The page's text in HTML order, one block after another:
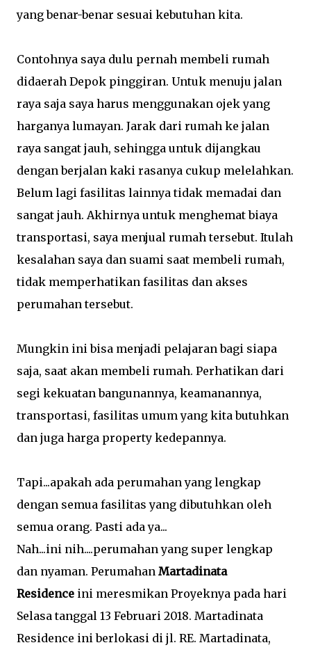
yang benar-benar sesuai kebutuhan kita.
Contohnya saya dulu pernah membeli rumah
didaerah Depok pinggiran. Untuk menuju jalan
raya saja saya harus menggunakan ojek yang
harganya lumayan. Jarak dari rumah ke jalan
raya sangat jauh, sehingga untuk dijangkau
dengan berjalan kaki rasanya cukup melelahkan.
Belum lagi fasilitas lainnya tidak memadai dan
sangat jauh. Akhirnya untuk menghemat biaya
transportasi, saya menjual rumah tersebut. Itulah
kesalahan saya dan suami saat membeli rumah,
tidak memperhatikan fasilitas dan akses
perumahan tersebut.
Mungkin ini bisa menjadi pelajaran bagi siapa
saja, saat akan membeli rumah. Perhatikan dari
segi kekuatan bangunannya, keamanannya,
transportasi, fasilitas umum yang kita butuhkan
dan juga harga property kedepannya.
Tapi...apakah ada perumahan yang lengkap
dengan semua fasilitas yang dibutuhkan oleh
semua orang. Pasti ada ya...
Nah...ini nih....perumahan yang super lengkap
dan nyaman. Perumahan Martadinata
Residence ini meresmikan Proyeknya pada hari
Selasa tanggal 13 Februari 2018. Martadinata
Residence ini berlokasi di jl. RE. Martadinata,